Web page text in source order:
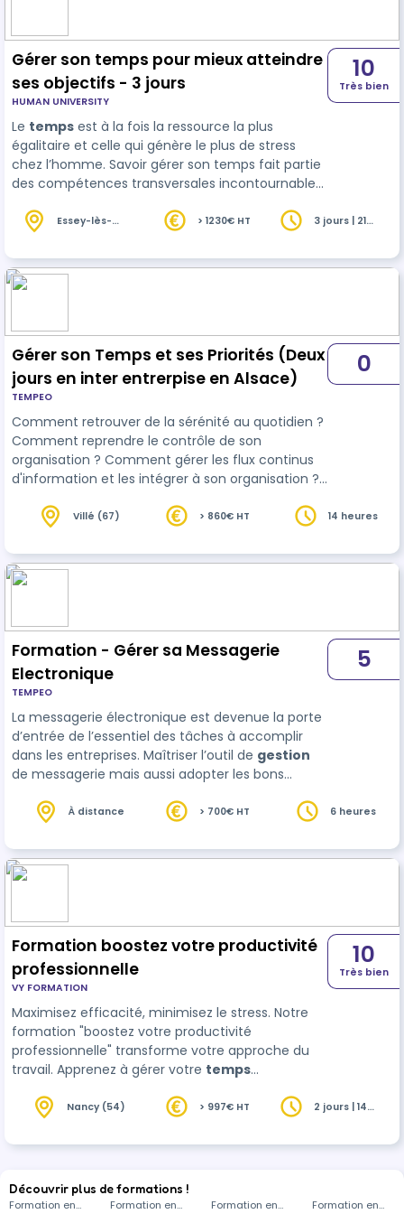
Gérer son temps pour mieux atteindre
ses objectifs - 3 jours
HUMAN UNIVERSITY
Le temps est à la fois la ressource la plus
égalitaire et celle qui génère le plus de stress
chez l’homme. Savoir gérer son temps fait partie
des compétences transversales incontournables.
manager doit d’…
10
Très bien
Essey-lès-
> 1230€ HT
3 jours | 21
Gérer son Temps et ses Priorités (Deux
jours en inter entrerpise en Alsace)
TEMPEO
Comment retrouver de la sérénité au quotidien ?
Comment reprendre le contrôle de son
organisation ? Comment gérer les flux continus
d'information et les intégrer à son organisation ?
répond. Ce programme est construit sur deux
entre le quotidien des apprenants et la salle de
formation. Dans le but de se rapprocher le plus
0
Villé (67) > 860€ HT 14 heures
Formation - Gérer sa Messagerie
Electronique
TEMPEO
La messagerie électronique est devenue la porte
d’entrée de l’essentiel des tâches à accomplir
dans les entreprises. Maîtriser l’outil de gestion
de messagerie mais aussi adopter les bons
de productivité, d’efficacité mais aussi de qualité
s’intéresse à tous ces aspects. Sa pédagogie
s'appuie sur des…
5
À distance > 700€ HT 6 heures
Formation boostez votre productivité
professionnelle
VY FORMATION
Maximisez efficacité, minimisez le stress. Notre
formation "boostez votre productivité
professionnelle" transforme votre approche du
travail. Apprenez à gérer votre temps
professionnelle. 🚀 L'importance de la formation
cherchent à améliorer leur gestion du temps. -
professionnels appliquant no…
10
Très bien
Nancy (54) > 997€ HT
2 jours | 14
Découvrir plus de formations !
Formation en
Formation en
Formation en
Formation en